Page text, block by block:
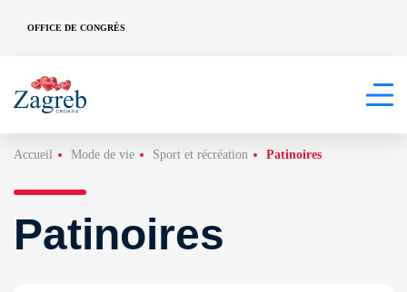
OFFICE DE CONGRÈS
Accueil Mode de vie Sport et récréation Patinoires
Patinoires